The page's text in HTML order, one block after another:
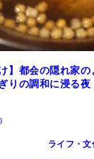
】都会の隠れ家
りの調和に浸る
ライフ・文